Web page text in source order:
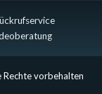
Rechte vorbehalten